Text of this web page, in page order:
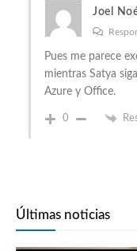
Joel
Pues me parece
mientras Satya
Azure y Office.
0
Últimas noticias